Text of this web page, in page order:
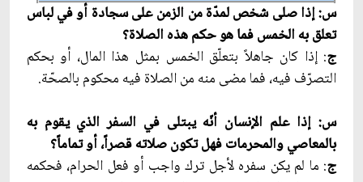
س: إذا صلى شخص لمدّة من الزمن على سجادة أو في لباس
تعلق به الخمس فما هو حكم هذه الصلاة؟
ج: إذا كان جاهلاً بتعلّق الخمس بمثل هذا المال، أو بحكم
التصرّف فيه، فما مضى منه من الصلاة فيه محكوم بالصحّة.
س: إذا علم الإنسان أنّه يبتلى في السفر الذي يقوم به
بالمعاصي والمحرمات فهل تكون صلاته قصراً، أو تماماً؟
ج: ما لم يكن سفره لأجل ترك واجب أو فعل الحرام، فحكمه